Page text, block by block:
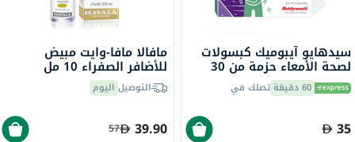
سيدهايو آيبوميك كبسولات
لصحة الأمعاء حزمة من 30
60 دقيقة تصلك في
35
مافالا مافا-وايت مبيض
للأضافر الصفراء 10 مل
التوصيل اليوم
39.90
57